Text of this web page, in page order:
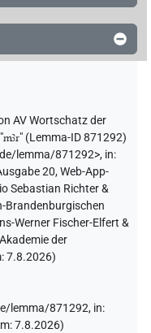
AV Wortschatz der
mꜣr" (Lemma-ID 871292)
lemma/871292>, in:
20, Web-App-
Sebastian Richter &
Brandenburgischen
Werner Fischer-Elfert &
der
7.8.2026)
lemma/871292, in:
:7.8.2026)